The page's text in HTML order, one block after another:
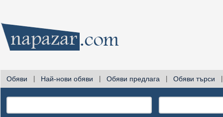
Обяви Най-нови обяви Обяви предлага Обяви търси